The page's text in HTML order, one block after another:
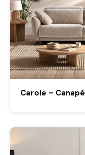
Carole – Canapé